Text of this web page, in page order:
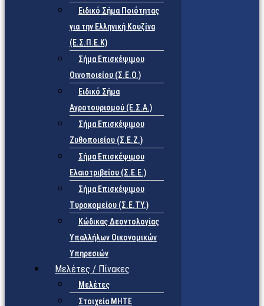
Ειδικό Σήμα Ποιότητας
για την Ελληνική Κουζίνα
(Ε.Σ.Π.Ε.Κ)
Σήμα Επισκέψιμου
Οινοποιείου (Σ.Ε.Ο.)
Ειδικό Σήμα
Αγροτουρισμού (Ε.Σ.Α.)
Σήμα Επισκέψιμου
Ζυθοποιείου (Σ.Ε.Ζ.)
Σήμα Επισκέψιμου
Ελαιοτριβείου (Σ.Ε.Ε.)
Σήμα Επισκέψιμου
Τυροκομείου (Σ.Ε.TY.)
Κώδικας Δεοντολογίας
Υπαλλήλων Οικονομικών
Υπηρεσιών
Μελέτες / Πίνακες
Μελέτες
Στοιχεία ΜΗΤΕ